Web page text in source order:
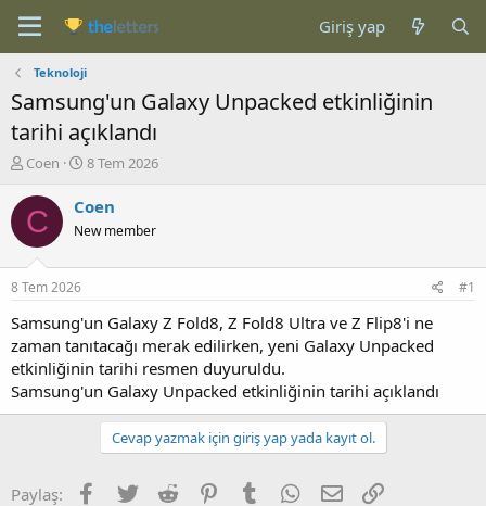
Giriş yap
Teknoloji
Samsung'un Galaxy Unpacked etkinliğinin
tarihi açıklandı
K
n
b
u
u
b
a
l
a
t
a
Coen
B
ş
a
ç
a
r
i
h
8 Tem 2026
C Coen
New member
8 Tem 2026 #1
Samsung'un Galaxy Z Fold8, Z Fold8 Ultra ve Z Flip8'i ne
zaman tanıtacağı merak edilirken, yeni Galaxy Unpacked
etkinliğinin tarihi resmen duyuruldu.
Samsung'un Galaxy Unpacked etkinliğinin tarihi açıklandı
Cevap yazmak için giriş yap yada kayıt ol.
Paylaş: Facebook
Twitter Reddit PinterestTumblr WhatsApp
E-posta